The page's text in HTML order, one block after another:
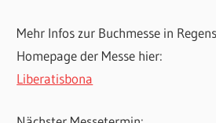
Mehr Infos zur Buchmesse in
Homepage der Messe hier:
Liberatisbona